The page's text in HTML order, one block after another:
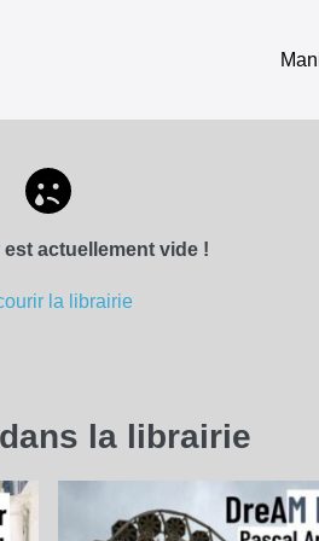
actuellement vide !
la librairie
la librairie